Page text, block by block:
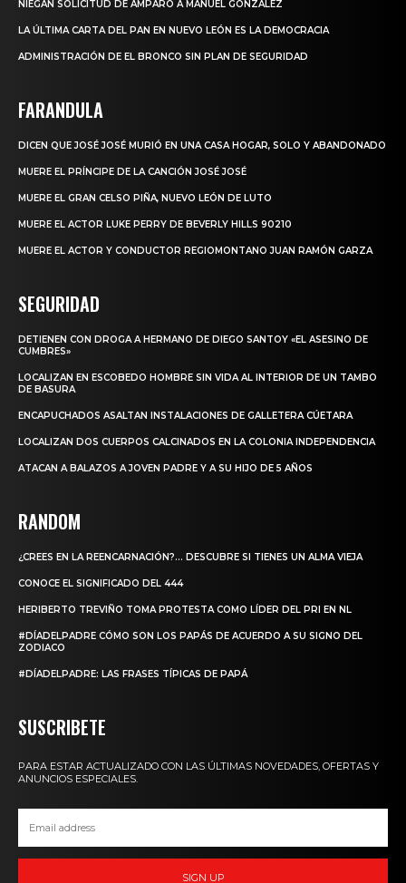
NIEGAN SOLICITUD DE AMPARO A MANUEL GONZÁLEZ
LA ÚLTIMA CARTA DEL PAN EN NUEVO LEÓN ES LA DEMOCRACIA
ADMINISTRACIÓN DE EL BRONCO SIN PLAN DE SEGURIDAD
FARANDULA
DICEN QUE JOSÉ JOSÉ MURIÓ EN UNA CASA HOGAR, SOLO Y ABANDONADO
MUERE EL PRÍNCIPE DE LA CANCIÓN JOSÉ JOSÉ
MUERE EL GRAN CELSO PIÑA, NUEVO LEÓN DE LUTO
MUERE EL ACTOR LUKE PERRY DE BEVERLY HILLS 90210
MUERE EL ACTOR Y CONDUCTOR REGIOMONTANO JUAN RAMÓN GARZA
SEGURIDAD
DETIENEN CON DROGA A HERMANO DE DIEGO SANTOY «EL ASESINO DE
CUMBRES»
LOCALIZAN EN ESCOBEDO HOMBRE SIN VIDA AL INTERIOR DE UN TAMBO
DE BASURA
ENCAPUCHADOS ASALTAN INSTALACIONES DE GALLETERA CÚETARA
LOCALIZAN DOS CUERPOS CALCINADOS EN LA COLONIA INDEPENDENCIA
ATACAN A BALAZOS A JOVEN PADRE Y A SU HIJO DE 5 AÑOS
RANDOM
¿CREES EN LA REENCARNACIÓN?… DESCUBRE SI TIENES UN ALMA VIEJA
CONOCE EL SIGNIFICADO DEL 444
HERIBERTO TREVIÑO TOMA PROTESTA COMO LÍDER DEL PRI EN NL
#DÍADELPADRE CÓMO SON LOS PAPÁS DE ACUERDO A SU SIGNO DEL
ZODIACO
#DÍADELPADRE: LAS FRASES TÍPICAS DE PAPÁ
SUSCRIBETE
PARA ESTAR ACTUALIZADO CON LAS ÚLTIMAS NOVEDADES, OFERTAS Y
ANUNCIOS ESPECIALES.
SIGN UP